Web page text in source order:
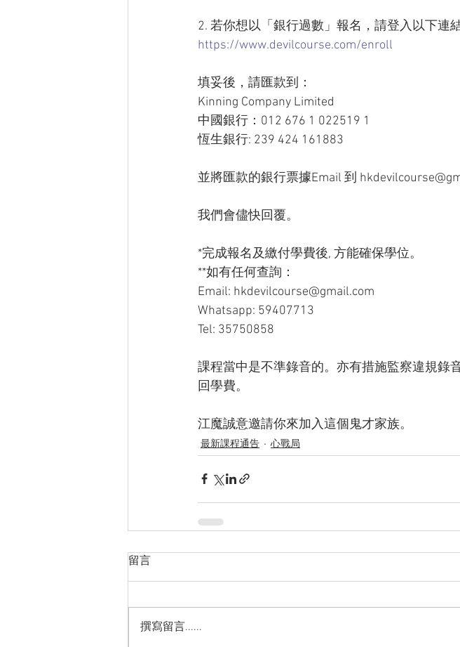
2. 若你想以「銀行過數」報名，請登入以下連
https://www.devilcourse.com/enroll
填妥後，請匯款到：
Kinning Company Limited
中國銀行：012 676 1 022519 1
恆生銀行: 239 424 161883
並將匯款的銀行票據Email 到
我們會儘快回覆。
*完成報名及繳付學費後, 方能確保學位。
**如有任何查詢：
Email: hkdevilcourse@gmail.com
Whatsapp: 59407713
Tel: 35750858
課程當中是不準錄音的。亦有措施監察違規錄
回學費。
江魔誠意邀請你來加入這個鬼才家族。
最新課程通告 心戰局
留言
撰寫留言......